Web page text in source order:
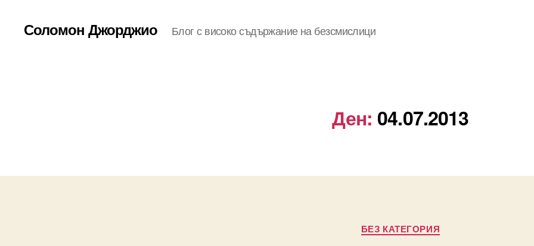
Соломон Джорджио Блог с високо съдържание на безсмислици
Ден: 04.07.2013
Categories
БЕЗ КАТЕГОРИЯ